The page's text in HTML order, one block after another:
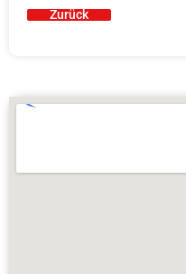
Zurück